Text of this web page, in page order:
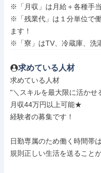
※「月収」は月給＋各種手当
※「残業代」は１分単位で
ます！
※「寮」はTV、冷蔵庫、洗
求めている人材
求めている人材
"＼スキルを最大限に活かせ
月収44万円以上可能★
経験者の募集です！
日勤専属のため働く時間帯
規則正しい生活を送ること